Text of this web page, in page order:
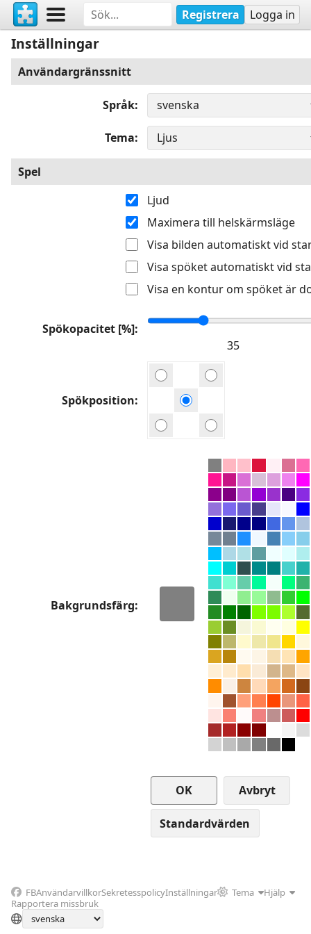
Registrera Logga in
Inställningar
Användargränssnitt
Språk
Tema
Spel
Ljud
Maximera till helskärmsläge
Visa bilden automatiskt vid
Visa spöket automatiskt vid
Visa en kontur om spöket är
Spökopacitet [%]
Spökposition
Bakgrundsfärg
Avbryt
FBAnvändarvillkorSekretesspolicyInställningar Tema
Hjälp
Rapportera missbruk